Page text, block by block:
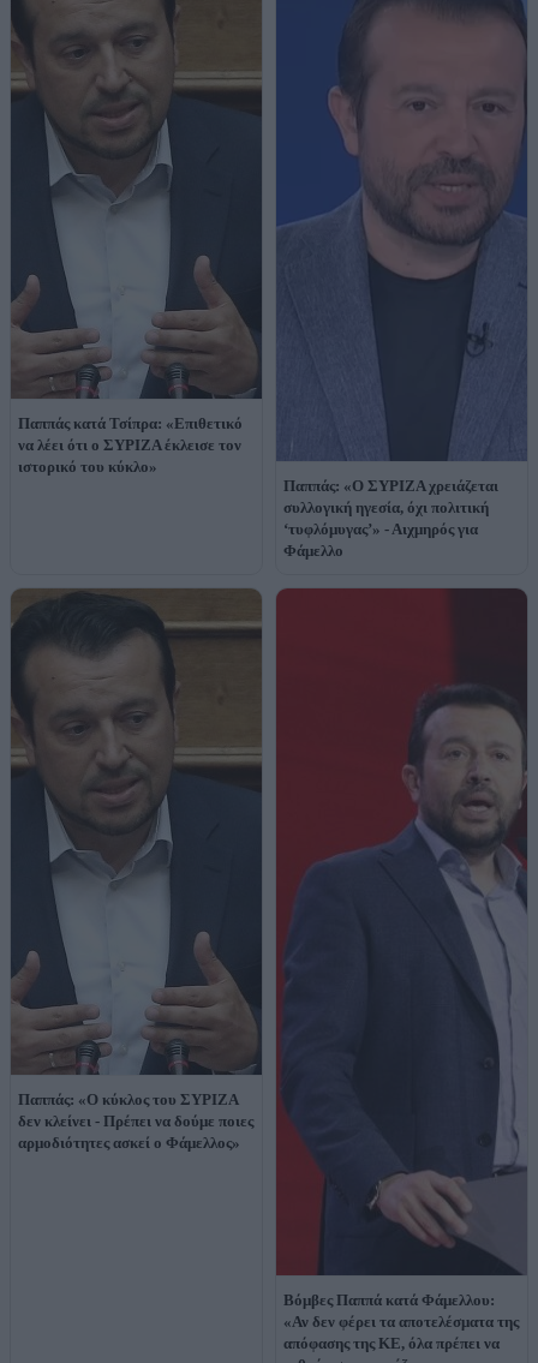
Παππάς κατά Τσίπρα: «Επιθετικό
να λέει ότι ο ΣΥΡΙΖΑ έκλεισε τον
ιστορικό του κύκλο»
Παππάς: «Ο ΣΥΡΙΖΑ χρειάζεται
συλλογική ηγεσία, όχι πολιτική
‘τυφλόμυγας’» - Αιχμηρός για
Φάμελλο
Παππάς: «Ο κύκλος του ΣΥΡΙΖΑ
δεν κλείνει - Πρέπει να δούμε ποιες
αρμοδιότητες ασκεί ο Φάμελλος»
Βόμβες Παππά κατά Φάμελλου:
«Αν δεν φέρει τα αποτελέσματα της
απόφασης της ΚΕ, όλα πρέπει να